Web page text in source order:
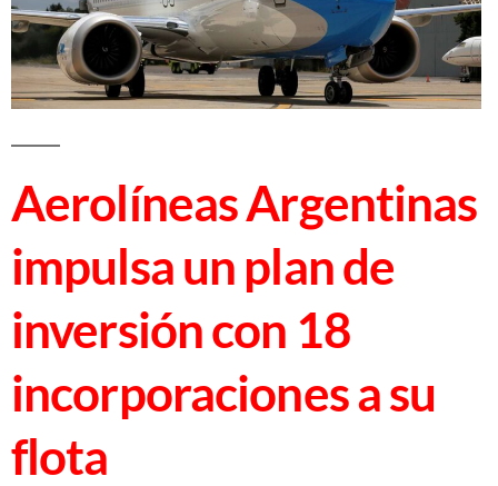
Aerolíneas Argentinas
impulsa un plan de
inversión con 18
incorporaciones a su
flota